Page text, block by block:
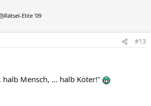
Elite ’09
#13
Mensch, ... halb Köter!"